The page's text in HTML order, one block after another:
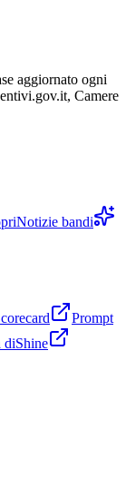
aggiornato ogni
Camere
Notizie bandi
Prompt
diShine